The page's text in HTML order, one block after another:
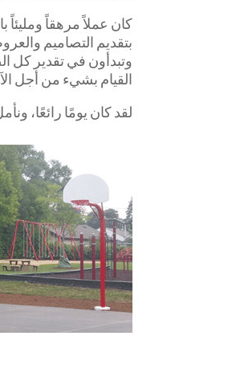
كان عملاً مرهقاً
بتقديم التصاميم
وتبدأون في تقدير كل
القيام بشيء من أجل
لقد كان يومًا رائعًا،